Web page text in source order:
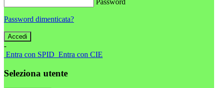
Password
Password dimenticata?
-
Entra con SPID Entra con CIE
Seleziona utente